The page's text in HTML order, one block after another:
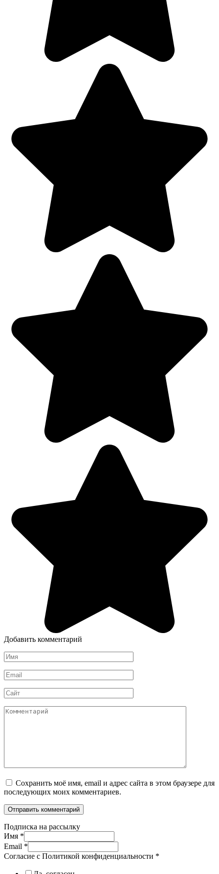
Добавить комментарий
Имя
*
Email
*
Сайт
Комментарий
Сохранить моё имя, email и адрес сайта в этом браузере для
последующих моих комментариев.
Подписка на рассылку
Имя *
Email *
Согласие с Политикой конфиденциальности *